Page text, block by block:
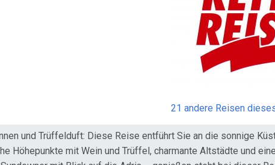
21 andere Reisen
und Trüffelduft: Diese Reise entführt Sie an die sonnige
Höhepunkte mit Wein und Trüffel, charmante Altstädte und